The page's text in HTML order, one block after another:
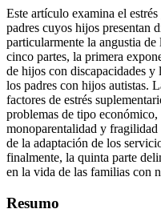
Este artículo examina el
padres cuyos hijos presentan
particularmente la angustia
cinco partes, la primera
de hijos con discapacidades y
los padres con hijos autistas.
factores de estrés
problemas de tipo
monoparentalidad y fragilidad
de la adaptación de los
finalmente, la quinta parte
en la vida de las familias con
Resumo